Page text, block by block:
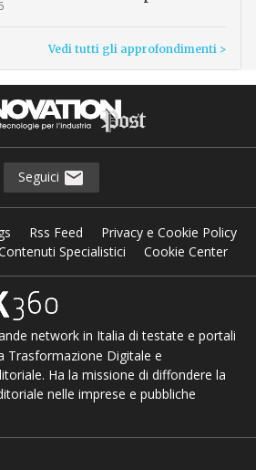
Vedi tutti gli approfondimenti >
Seguici
Rss Feed
Privacy e Cookie Policy
Specialistici
Cookie Center
network in Italia di testate e portali
Trasformazione Digitale e
Ha la missione di diffondere la
nelle imprese e pubbliche